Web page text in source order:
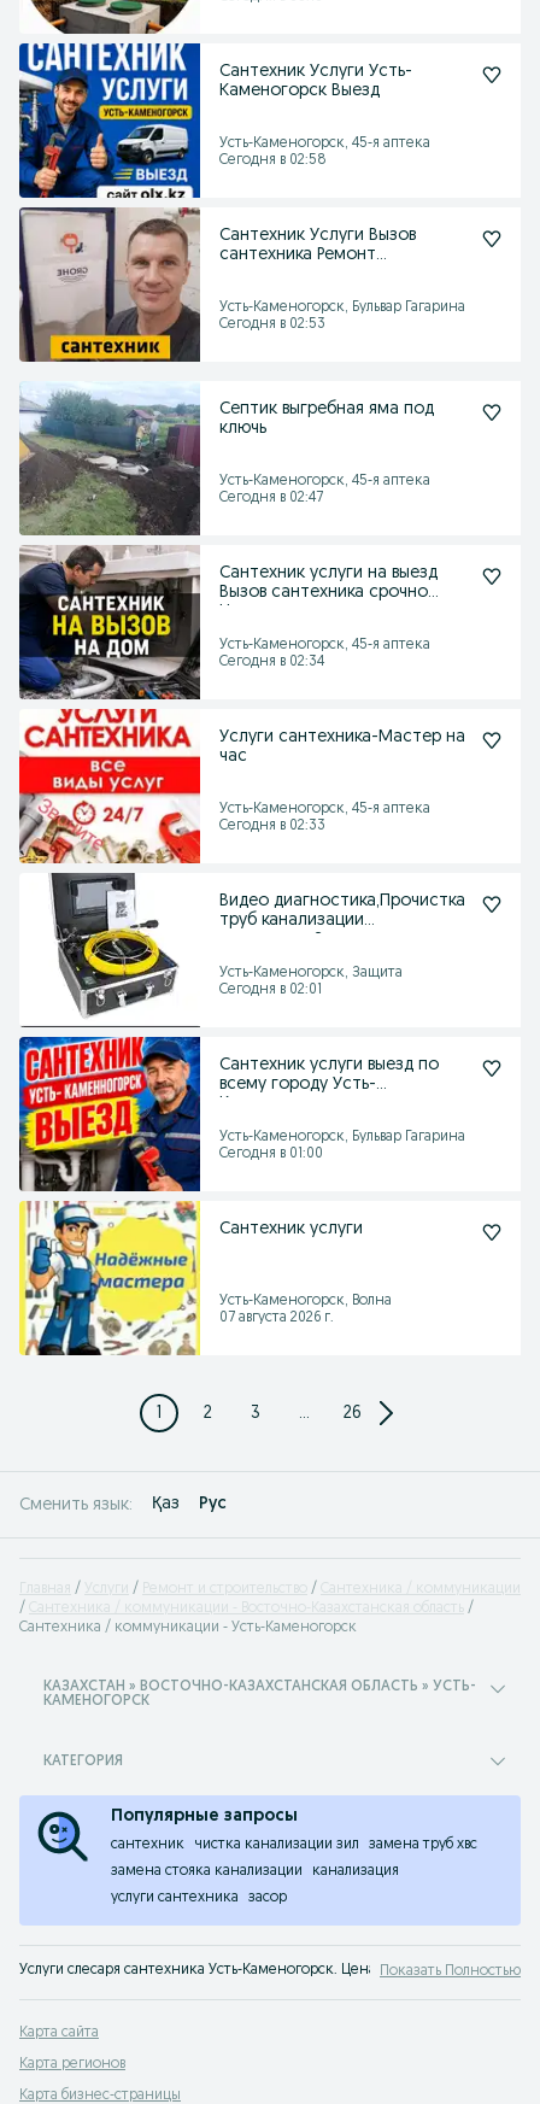
Сантехник Услуги Усть-
Каменогорск Выезд
Усть-Каменогорск, 45-я аптека
Сегодня в 02:58
Сантехник Услуги Вызов
сантехника Ремонт
Усть-Каменогорск, Бульвар Гагарина
Сегодня в 02:53
Септик выгребная яма под
ключь
Усть-Каменогорск, 45-я аптека
Сегодня в 02:47
Сантехник услуги на выезд
Вызов сантехника срочно
Усть-Каменогорск, 45-я аптека
Сегодня в 02:34
Услуги сантехника-Мастер на
час
Усть-Каменогорск, 45-я аптека
Сегодня в 02:33
Видео диагностика,Прочистка
труб канализации
Усть-Каменогорск, Защита
Сегодня в 02:01
Сантехник услуги выезд по
всему городу Усть-
Усть-Каменогорск, Бульвар Гагарина
Сегодня в 01:00
Сантехник услуги
Усть-Каменогорск, Волна
07 августа 2026 г.
1 2 3 ... 26
Сменить язык: Қаз Рус
Главная Услуги Ремонт и строительство
Сантехника / коммуникации
Сантехника / коммуникации - Восточно-Казахстанская область
Сантехника / коммуникации - Усть-Каменогорск
КАЗАХСТАН » ВОСТОЧНО-КАЗАХСТАНСКАЯ ОБЛАСТЬ » УСТЬ-
КАМЕНОГОРСК
КАТЕГОРИЯ
Популярные запросы
сантехник чистка канализации зил
замена труб хвс
замена стояка канализации
канализация
услуги сантехника
засор
Услуги слесаря сантехника Усть-Каменогорск. Цена на монтажПоказать Полностью
Карта сайта
Карта регионов
Карта бизнес-страницы